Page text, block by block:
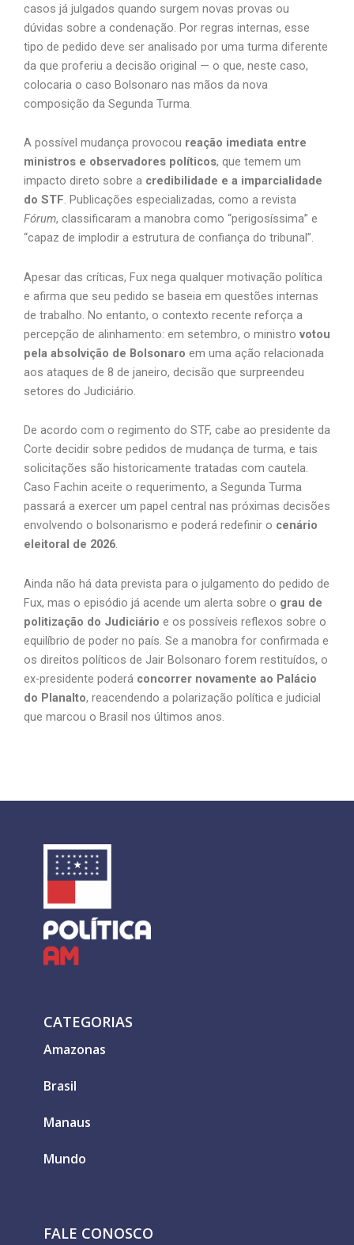
casos já julgados quando surgem novas provas ou
dúvidas sobre a condenação. Por regras internas, esse
tipo de pedido deve ser analisado por uma turma diferente
da que proferiu a decisão original — o que, neste caso,
colocaria o caso Bolsonaro nas mãos da nova
composição da Segunda Turma.
A possível mudança provocou reação imediata entre
ministros e observadores políticos, que temem um
impacto direto sobre a credibilidade e a imparcialidade
do STF. Publicações especializadas, como a revista
Fórum, classificaram a manobra como “perigosíssima” e
“capaz de implodir a estrutura de confiança do tribunal”.
Apesar das críticas, Fux nega qualquer motivação política
e afirma que seu pedido se baseia em questões internas
de trabalho. No entanto, o contexto recente reforça a
percepção de alinhamento: em setembro, o ministro votou
pela absolvição de Bolsonaro em uma ação relacionada
aos ataques de 8 de janeiro, decisão que surpreendeu
setores do Judiciário.
De acordo com o regimento do STF, cabe ao presidente da
Corte decidir sobre pedidos de mudança de turma, e tais
solicitações são historicamente tratadas com cautela.
Caso Fachin aceite o requerimento, a Segunda Turma
passará a exercer um papel central nas próximas decisões
envolvendo o bolsonarismo e poderá redefinir o cenário
eleitoral de 2026.
Ainda não há data prevista para o julgamento do pedido de
Fux, mas o episódio já acende um alerta sobre o grau de
politização do Judiciário e os possíveis reflexos sobre o
equilíbrio de poder no país. Se a manobra for confirmada e
os direitos políticos de Jair Bolsonaro forem restituídos, o
ex-presidente poderá concorrer novamente ao Palácio
do Planalto, reacendendo a polarização política e judicial
que marcou o Brasil nos últimos anos.
CATEGORIAS
Amazonas
Brasil
Manaus
Mundo
FALE CONOSCO